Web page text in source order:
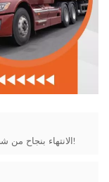
الانتهاء بنجاح من شحن الآلات عبر شاحنة النقل البري الدولي!